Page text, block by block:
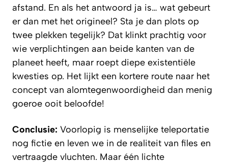
afstand. En als het antwoord ja is… wat gebeurt
er dan met het origineel? Sta je dan plots op
twee plekken tegelijk? Dat klinkt prachtig voor
wie verplichtingen aan beide kanten van de
planeet heeft, maar roept diepe existentiële
kwesties op. Het lijkt een kortere route naar het
concept van alomtegenwoordigheid dan menig
goeroe ooit beloofde!
Conclusie: Voorlopig is menselijke teleportatie
nog fictie en leven we in de realiteit van files en
vertraagde vluchten. Maar één lichte